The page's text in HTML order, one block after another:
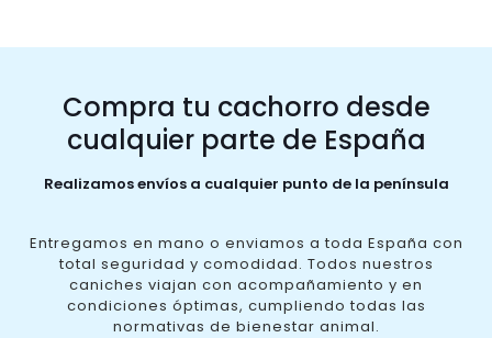
Compra tu cachorro desde
cualquier parte de España
Realizamos envíos a cualquier punto de la península
Entregamos en mano o enviamos a toda España con
total seguridad y comodidad. Todos nuestros
caniches viajan con acompañamiento y en
condiciones óptimas, cumpliendo todas las
normativas de bienestar animal.